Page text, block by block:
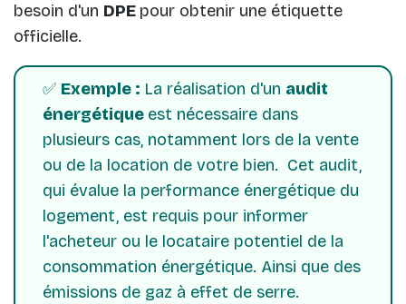
besoin d'un DPE pour obtenir une étiquette
officielle.
✅ Exemple : La réalisation d'un audit
énergétique est nécessaire dans
plusieurs cas, notamment lors de la vente
ou de la location de votre bien. Cet audit,
qui évalue la performance énergétique du
logement, est requis pour informer
l'acheteur ou le locataire potentiel de la
consommation énergétique. Ainsi que des
émissions de gaz à effet de serre.